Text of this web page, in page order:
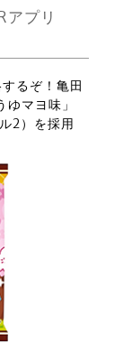
プリ
るぞ！亀田
マヨ味」
2）を採用